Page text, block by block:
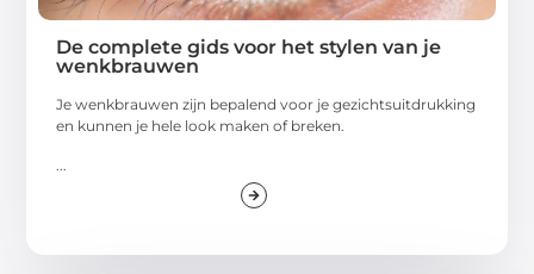
De complete gids voor het stylen van je
wenkbrauwen
Je wenkbrauwen zijn bepalend voor je gezichtsuitdrukking
en kunnen je hele look maken of breken.